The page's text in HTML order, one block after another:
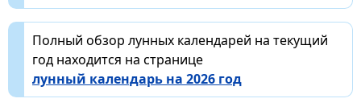
Полный обзор лунных календарей на текущий
год находится на странице
лунный календарь на 2026 год